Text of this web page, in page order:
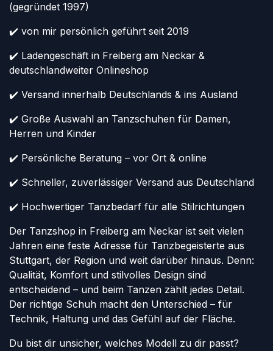
(gegründet 1997)
✔️ von mir persönlich geführt seit 2019
✔️ Ladengeschäft in Freiberg am Neckar &
deutschlandweiter Onlineshop
✔️ Versand innerhalb Deutschlands & ins Ausland
✔️ Große Auswahl an Tanzschuhen für Damen,
Herren und Kinder
✔️ Persönliche Beratung – vor Ort & online
✔️ Schneller, zuverlässiger Versand aus Deutschland
✔️ Hochwertiger Tanzbedarf für alle Stilrichtungen
Der Tanzshop in Freiberg am Neckar ist seit vielen
Jahren eine feste Adresse für Tanzbegeisterte aus
Stuttgart, der Region und weit darüber hinaus. Denn:
Qualität, Komfort und stilvolles Design sind
entscheidend – und beim Tanzen zählt jedes Detail.
Der richtige Schuh macht den Unterschied – für
Technik, Haltung und das Gefühl auf der Fläche.
Du bist dir unsicher, welches Modell zu dir passt?